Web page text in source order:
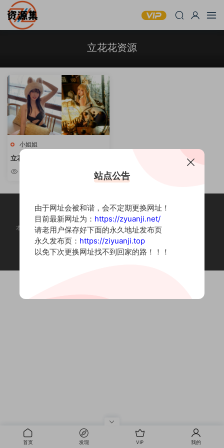
立花花资源
小姐姐
立花花 – B站主播写真合集 [持续
更新]
本站为摄影写真图片网站，内容来自网络收集整理，仅作个人学习使用。
如有违法内容请联系删除
Copyright © 2022 资源集
首页 发现 VIP 我的
站点公告
由于网址会被和谐，会不定期更换网址！
目前最新网址为： https://zyuanji.net/
请老用户保存好下面的永久地址发布页
永久发布页： https://ziyuanji.top
以免下次更换网址找不到回家的路！！！